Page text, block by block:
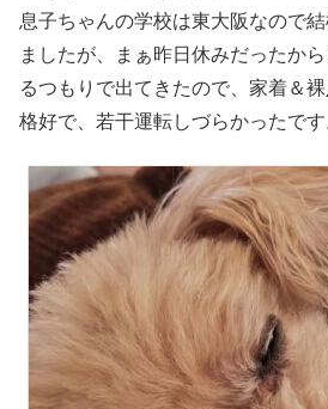
息子ちゃんの学校は東大阪なので
ましたが、まぁ昨日休みだったか
るつもりで出てきたので、家着＆
格好で、若干運転しづらかったです